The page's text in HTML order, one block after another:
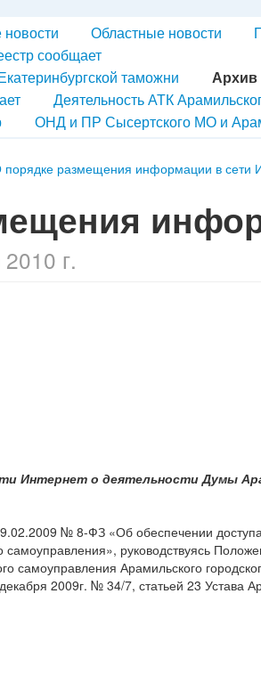
Областные новости
сообщает
таможни
Архив
Деятельность АТК
ОНД и ПР Сысертского МО и
порядке размещения информации в сети
г.
Интернет о деятельности Думы
№ 8-ФЗ «Об обеспечении
самоуправления», руководствуясь
самоуправления Арамильского
2009г. № 34/7, статьей 23 Устава